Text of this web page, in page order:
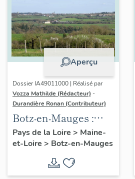
Aperçu
Dossier IA49011000 | Réalisé par
Vozza Mathilde (Rédacteur) -
Durandière Ronan (Contributeur)
Botz-en-Mauges :
présentation de la
commune
Pays de la Loire > Maine-
et-Loire > Botz-en-Mauges